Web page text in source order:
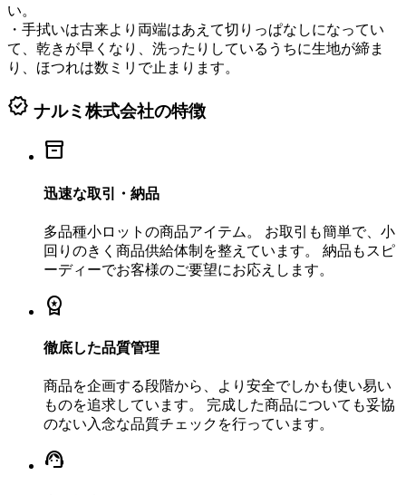
い。
・手拭いは古来より両端はあえて切りっぱなしになってい
て、乾きが早くなり、洗ったりしているうちに生地が締ま
り、ほつれは数ミリで止まります。
verified ナルミ株式会社の特徴
inventory_2
迅速な取引・納品
多品種小ロットの商品アイテム。 お取引も簡単で、小
回りのきく商品供給体制を整えています。 納品もスピ
ーディーでお客様のご要望にお応えします。
workspace_premium
徹底した品質管理
商品を企画する段階から、より安全でしかも使い易い
ものを追求しています。 完成した商品についても妥協
のない入念な品質チェックを行っています。
support_agent